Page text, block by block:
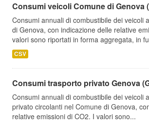
Consumi veicoli Comune di Genova
Consumi annuali di combustibile dei veicoli
di Genova, con indicazione delle relative
valori sono riportati in forma aggregata, in
CSV
Consumi trasporto privato Genova
Consumi annuali di combustibile dei veicoli
privato circolanti nel Comune di Genova,
relative emissioni di CO2. I valori sono...